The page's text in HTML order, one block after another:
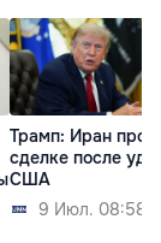
Трамп: Иран
сделке после
США
9 Июл. 08:58